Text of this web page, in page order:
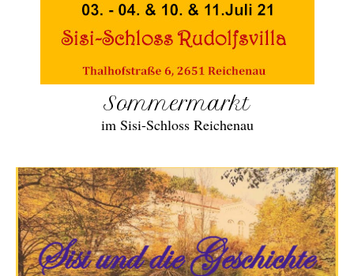
Sommermarkt
im Sisi-Schloss Reichenau